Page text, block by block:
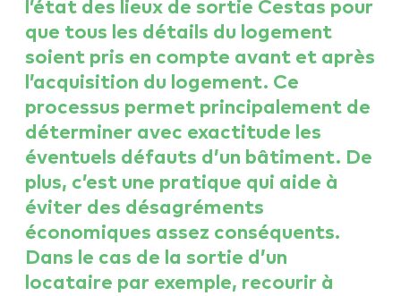
l’état des lieux de sortie Cestas pour
que tous les détails du logement
soient pris en compte avant et après
l’acquisition du logement. Ce
processus permet principalement de
déterminer avec exactitude les
éventuels défauts d’un bâtiment. De
plus, c’est une pratique qui aide à
éviter des désagréments
économiques assez conséquents.
Dans le cas de la sortie d’un
locataire par exemple, recourir à